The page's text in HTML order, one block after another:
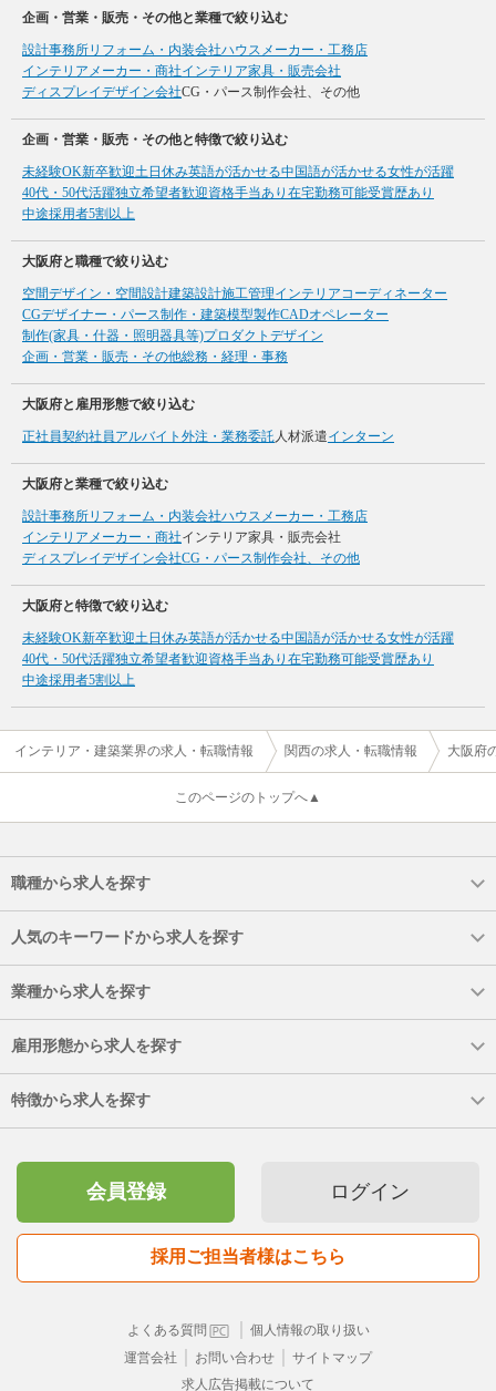
企画・営業・販売・その他と業種で絞り込む
設計事務所リフォーム・内装会社ハウスメーカー・工務店
インテリアメーカー・商社インテリア家具・販売会社
ディスプレイデザイン会社CG・パース制作会社、その他
企画・営業・販売・その他と特徴で絞り込む
未経験OK新卒歓迎土日休み英語が活かせる中国語が活かせる女性が活躍
40代・50代活躍独立希望者歓迎資格手当あり 在宅勤務可能受賞歴あり
中途採用者5割以上
大阪府と職種で絞り込む
空間デザイン・空間設計建築設計施工管理インテリアコーディネーター
CGデザイナー・パース制作・建築模型製作CADオペレーター
制作(家具・什器・照明器具等)プロダクトデザイン
企画・営業・販売・その他総務・経理・事務
大阪府と雇用形態で絞り込む
正社員契約社員アルバイト 外注・業務委託人材派遣インターン
大阪府と業種で絞り込む
設計事務所リフォーム・内装会社ハウスメーカー・工務店
インテリアメーカー・商社インテリア家具・販売会社
ディスプレイデザイン会社CG・パース制作会社、その他
大阪府と特徴で絞り込む
未経験OK新卒歓迎土日休み英語が活かせる中国語が活かせる女性が活躍
40代・50代活躍独立希望者歓迎資格手当あり 在宅勤務可能受賞歴あり
中途採用者5割以上
インテリア・建築業界の求人・転職情報 関西の求人・転職情報 大阪府
このページのトップへ▲
職種から求人を探す
人気のキーワードから求人を探す
業種から求人を探す
雇用形態から求人を探す
特徴から求人を探す
会員登録 ログイン
採用ご担当者様はこちら
よくある質問
個人情報の取り扱い
運営会社
お問い合わせ
サイトマップ
求人広告掲載について